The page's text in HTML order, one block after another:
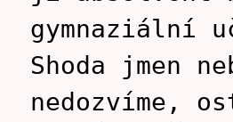
gymnaziální
Shoda jmen
nedozvíme,